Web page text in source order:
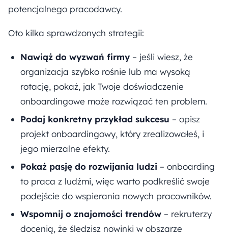
potencjalnego pracodawcy.
Oto kilka sprawdzonych strategii:
Nawiąż do wyzwań firmy – jeśli wiesz, że
organizacja szybko rośnie lub ma wysoką
rotację, pokaż, jak Twoje doświadczenie
onboardingowe może rozwiązać ten problem.
Podaj konkretny przykład sukcesu – opisz
projekt onboardingowy, który zrealizowałeś, i
jego mierzalne efekty.
Pokaż pasję do rozwijania ludzi – onboarding
to praca z ludźmi, więc warto podkreślić swoje
podejście do wspierania nowych pracowników.
Wspomnij o znajomości trendów – rekruterzy
docenią, że śledzisz nowinki w obszarze